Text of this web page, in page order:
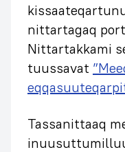
nittartagaq
Nittartakkami
tuussavat
Tassanittaaq